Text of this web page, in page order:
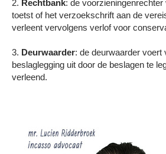
2. Rechtbank: de
toetst of het verzoekschrift aan de
verleent vervolgens verlof voor
3. Deurwaarder: de deurwaarder voert
beslaglegging uit door de beslagen te
verleend.